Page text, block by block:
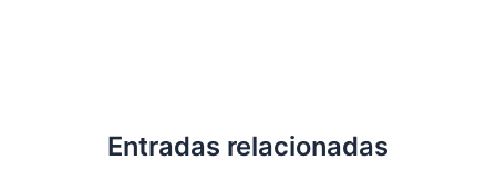
Entradas relacionadas